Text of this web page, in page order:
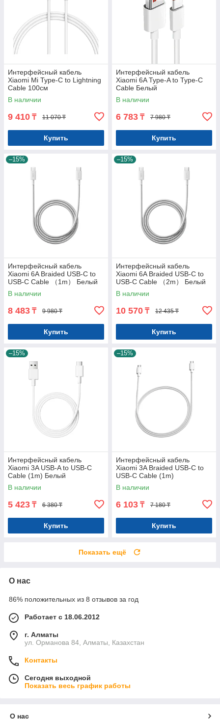
Интерфейсный кабель
Xiaomi Mi Type-C to Lightning
Cable 100см
В наличии
9 410 ₸ 11 070 ₸
Купить
Интерфейсный кабель
Xiaomi 6A Type-A to Type-C
Cable Белый
В наличии
6 783 ₸ 7 980 ₸
Купить
–15%
Интерфейсный кабель
Xiaomi 6A Braided USB-C to
USB-C Cable （1m） Белый
В наличии
8 483 ₸ 9 980 ₸
Купить
–15%
Интерфейсный кабель
Xiaomi 6A Braided USB-C to
USB-C Cable （2m） Белый
В наличии
10 570 ₸ 12 435 ₸
Купить
–15%
Интерфейсный кабель
Xiaomi 3A USB-A to USB-C
Cable (1m) Белый
В наличии
5 423 ₸ 6 380 ₸
Купить
–15%
Интерфейсный кабель
Xiaomi 3A Braided USB-C to
USB-C Cable (1m)
В наличии
6 103 ₸ 7 180 ₸
Купить
Показать ещё
О нас
86% положительных из 8 отзывов за год
Работает с 18.06.2012
г. Алматы
ул. Орманова 84, Алматы, Казахстан
Контакты
Сегодня выходной
Показать весь график работы
О нас